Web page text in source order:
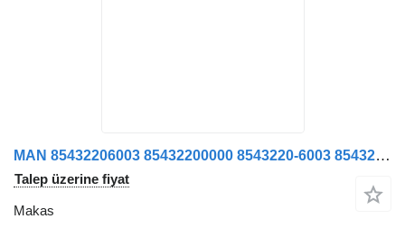
MAN 85432206003 85432200000 8543220-6003 8543220-0000 kamyon için Frunza Arc Axa Față Stânga 85432206003 85432200000 8543220-6003 makas
Talep üzerine fiyat
Makas